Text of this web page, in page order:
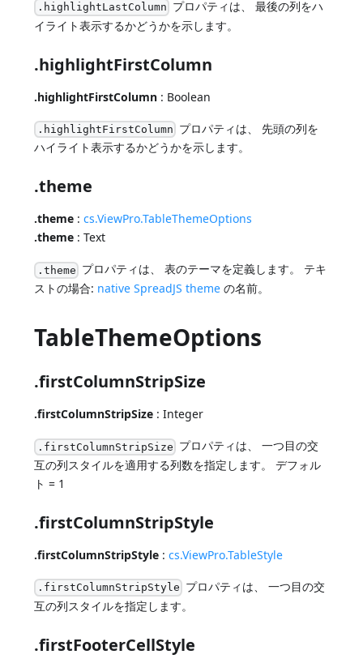
.highlightLastColumn プロパティは、 最後の列をハ
イライト表示するかどうかを示します。
.highlightFirstColumn
.highlightFirstColumn : Boolean
.highlightFirstColumn プロパティは、 先頭の列を
ハイライト表示するかどうかを示します。
.theme
.theme :cs.ViewPro.TableThemeOptions
.theme : Text
.theme プロパティは、 表のテーマを定義します。 テキ
ストの場合: native SpreadJS theme の名前。
TableThemeOptions
.firstColumnStripSize
.firstColumnStripSize : Integer
.firstColumnStripSize プロパティは、 一つ目の交
互の列スタイルを適用する列数を指定します。 デフォル
ト = 1
.firstColumnStripStyle
.firstColumnStripStyle :cs.ViewPro.TableStyle
.firstColumnStripStyle プロパティは、 一つ目の交
互の列スタイルを指定します。
.firstFooterCellStyle